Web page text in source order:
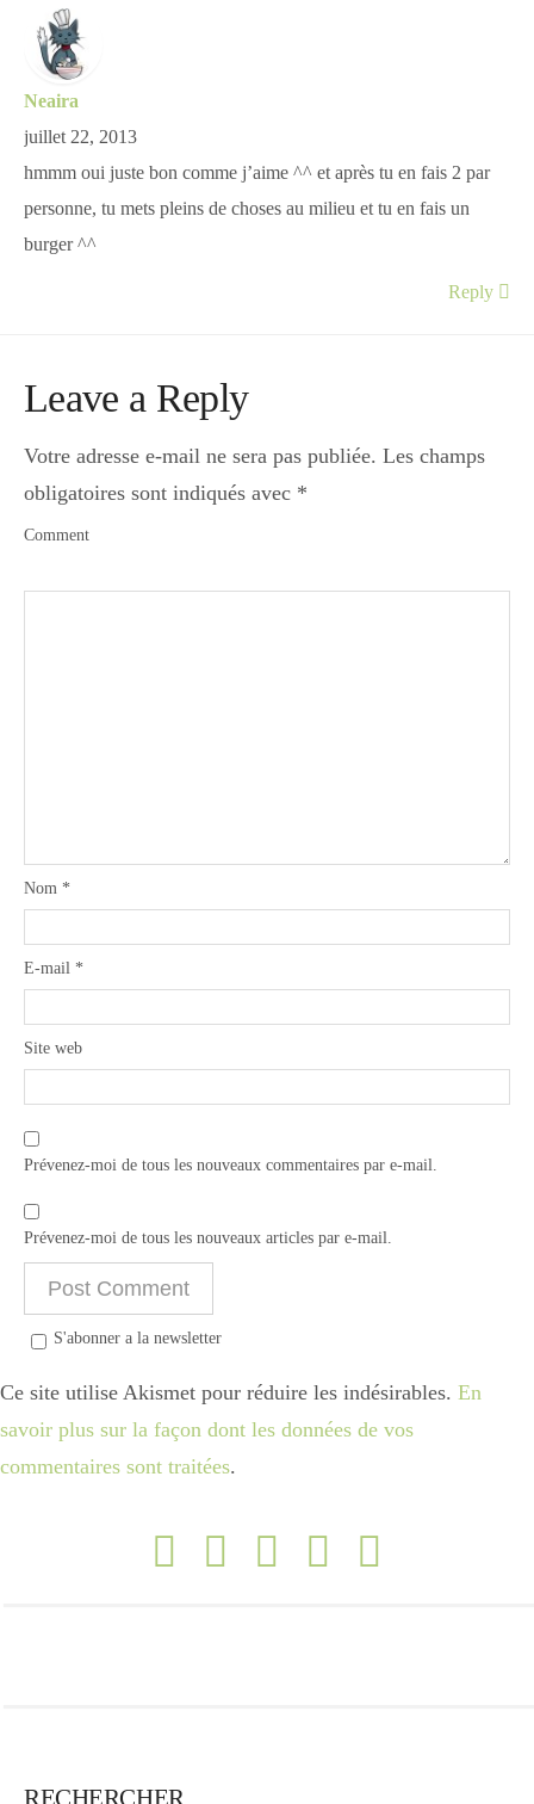
Neaira
juillet 22, 2013
hmmm oui juste bon comme j’aime ^^ et après tu en fais 2 par
personne, tu mets pleins de choses au milieu et tu en fais un
burger ^^
Reply
Leave a Reply
Votre adresse e-mail ne sera pas publiée. Les champs
obligatoires sont indiqués avec *
Comment
Nom *
E-mail *
Site web
Prévenez-moi de tous les nouveaux commentaires par e-mail.
Prévenez-moi de tous les nouveaux articles par e-mail.
S'abonner a la newsletter
Ce site utilise Akismet pour réduire les indésirables. En
savoir plus sur la façon dont les données de vos
commentaires sont traitées.
RECHERCHER